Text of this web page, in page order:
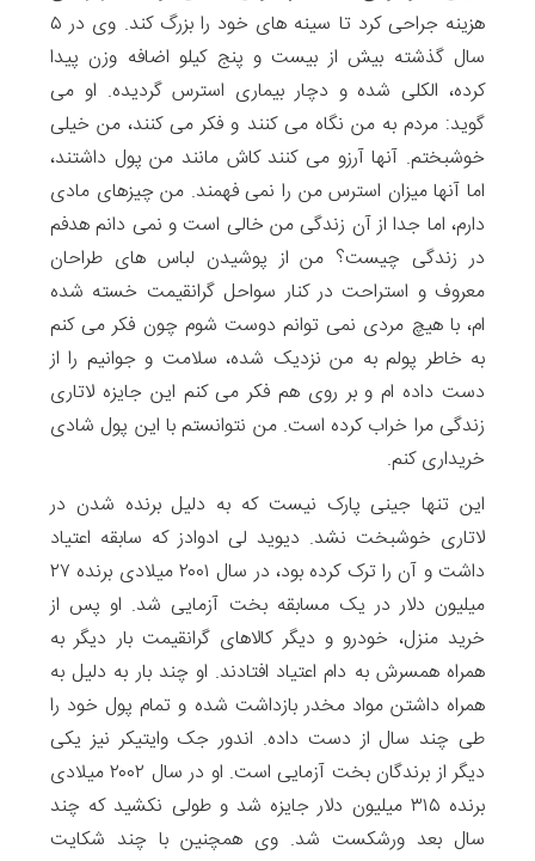
هزینه جراحی کرد تا سینه های خود را بزرگ کند. وی در ۵
سال گذشته بیش از بیست و پنج کیلو اضافه وزن پیدا
کرده، الکلی شده و دچار بیماری استرس گردیده. او می
گوید: مردم به من نگاه می کنند و فکر می کنند، من خیلی
خوشبختم. آنها آرزو می کنند کاش مانند من پول داشتند،
اما آنها میزان استرس من را نمی فهمند. من چیزهای مادی
دارم، اما جدا از آن زندگی من خالی است و نمی دانم هدفم
در زندگی چیست؟ من از پوشیدن لباس های طراحان
معروف و استراحت در کنار سواحل گرانقیمت خسته شده
ام، با هیچ مردی نمی توانم دوست شوم چون فکر می کنم
به خاطر پولم به من نزدیک شده، سلامت و جوانیم را از
دست داده ام و بر روی هم فکر می کنم این جایزه لاتاری
زندگی مرا خراب کرده است. من نتوانستم با این پول شادی
خریداری کنم.
این تنها جینی پارک نیست که به دلیل برنده شدن در
لاتاری خوشبخت نشد. دیوید لی ادوادز که سابقه اعتیاد
داشت و آن را ترک کرده بود، در سال ۲۰۰۱ میلادی برنده ۲۷
میلیون دلار در یک مسابقه بخت آزمایی شد. او پس از
خرید منزل، خودرو و دیگر کالاهای گرانقیمت بار دیگر به
همراه همسرش به دام اعتیاد افتادند. او چند بار به دلیل به
همراه داشتن مواد مخدر بازداشت شده و تمام پول خود را
طی چند سال از دست داده. اندور جک وایتیکر نیز یکی
دیگر از برندگان بخت آزمایی است. او در سال ۲۰۰۲ میلادی
برنده ۳۱۵ میلیون دلار جایزه شد و طولی نکشید که چند
سال بعد ورشکست شد. وی همچنین با چند شکایت